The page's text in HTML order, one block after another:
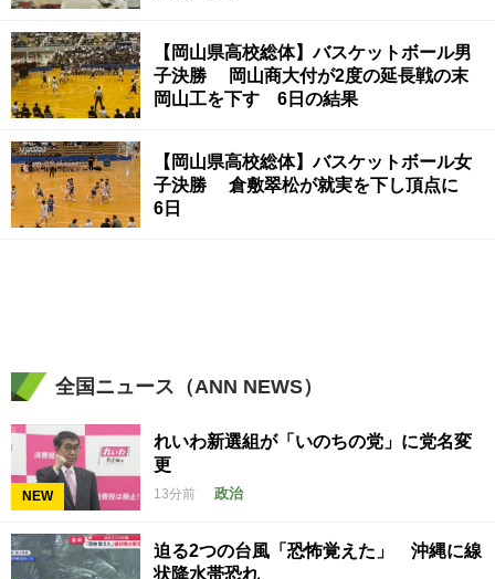
【岡山県高校総体】バスケットボール男
子決勝 岡山商大付が2度の延長戦の末
岡山工を下す 6日の結果
【岡山県高校総体】バスケットボール女
子決勝 倉敷翠松が就実を下し頂点に
6日
全国ニュース（ANN NEWS）
NEW
れいわ新選組が「いのちの党」に党名変
更
13分前 政治
迫る2つの台風「恐怖覚えた」 沖縄に線
状降水帯恐れ